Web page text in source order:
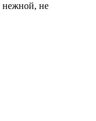
нежной, не